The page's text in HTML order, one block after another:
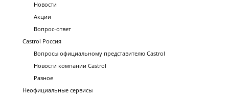
Новости
Акции
Вопрос-ответ
Castrol Россия
Вопросы официальному представителю Castrol
Новости компании Castrol
Разное
Неофициальные сервисы